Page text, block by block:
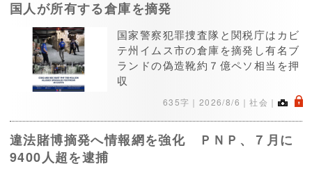
国人が所有する倉庫を摘発
国家警察犯罪捜査隊と関税庁はカビ
テ州イムス市の倉庫を摘発し有名ブ
ランドの偽造靴約７億ペソ相当を押
収
635字｜ 2026/8/6 ｜社会｜ .
違法賭博摘発へ情報網を強化 ＰＮＰ、７月に
9400人超を逮捕